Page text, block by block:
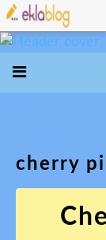
cherry